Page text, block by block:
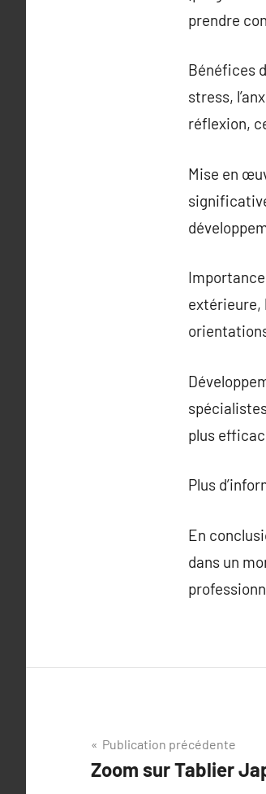
prendre
Bénéfices
stress,
réflexion,
Mise en
extérieure,
plus
Plus
En
dans un
Navigation
de
Publication précédente
Zoom sur Tablier